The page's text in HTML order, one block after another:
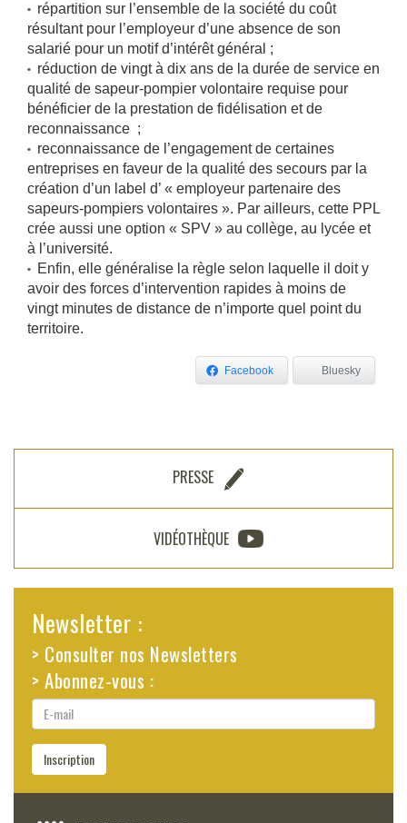
répartition sur l’ensemble de la société du coût
résultant pour l’employeur d’une absence de son
salarié pour un motif d’intérêt général ;
réduction de vingt à dix ans de la durée de service en
qualité de sapeur-pompier volontaire requise pour
bénéficier de la prestation de fidélisation et de
reconnaissance ;
reconnaissance de l’engagement de certaines
entreprises en faveur de la qualité des secours par la
création d’un label d’ « employeur partenaire des
sapeurs-pompiers volontaires ». Par ailleurs, cette PPL
crée aussi une option « SPV » au collège, au lycée et
à l’université.
Enfin, elle généralise la règle selon laquelle il doit y
avoir des forces d’intervention rapides à moins de
vingt minutes de distance de n’importe quel point du
territoire.
Facebook Bluesky
PRESSE
VIDÉOTHÈQUE
Newsletter :
> Consulter nos Newsletters
> Abonnez-vous :
E-
mail
Inscription